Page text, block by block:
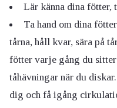
Lär känna dina fötter,
Ta hand om dina
tårna, håll kvar, sära på
fötter varje gång du
tåhävningar när du
dig och få igång